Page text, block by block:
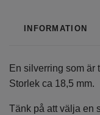
INFORMATION
En silverring som är
Storlek ca 18,5 mm.
Tänk på att välja en